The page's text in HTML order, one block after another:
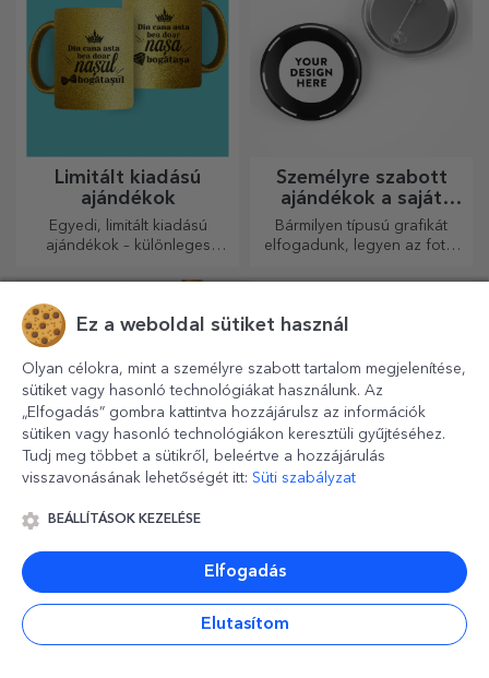
Limitált kiadású
ajándékok
Egyedi, limitált kiadású
ajándékok – különleges
pillanatokhoz
Személyre szabott
ajándékok a saját
grafikáiddal
Bármilyen típusú grafikát
elfogadunk, legyen az fotó,
Most már megkaphatja a
Ajándékok, amelyek
ajándékok, amelyekkel
meglepetést okozhat
szeretteinek! Válasszon
prémium ajándékokat gyors
szeretettel ajándékozd meg
legkedvesebb emberednek.
Ez a weboldal sütiket használ
Olyan célokra, mint a személyre szabott tartalom megjelenítése,
sütiket vagy hasonló technológiákat használunk. Az
„Elfogadás” gombra kattintva hozzájárulsz az információk
sütiken vagy hasonló technológiákon keresztüli gyűjtéséhez.
Tudj meg többet a sütikről, beleértve a hozzájárulás
visszavonásának lehetőségét itt: Süti szabályzat
BEÁLLÍTÁSOK KEZELÉSE
Elfogadás
Elutasítom